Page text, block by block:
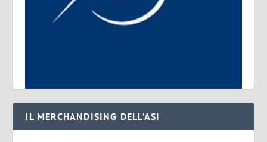
IL MERCHANDISING DELL’ASI